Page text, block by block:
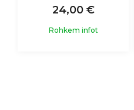
24,00 €
Rohkem infot